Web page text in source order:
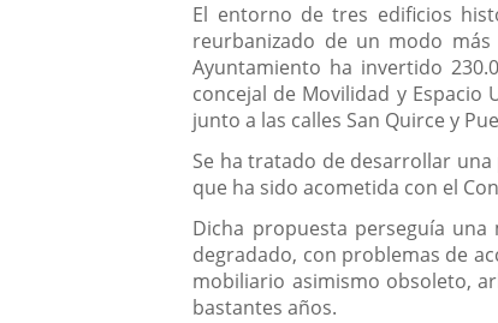
El entorno de tres edificios
reurbanizado de un modo
Ayuntamiento ha invertido
concejal de Movilidad y Espacio
junto a las calles San Quirce y
Se ha tratado de desarrollar
que ha sido acometida con el
Dicha propuesta perseguía
degradado, con problemas de
mobiliario asimismo obsoleto,
bastantes años.